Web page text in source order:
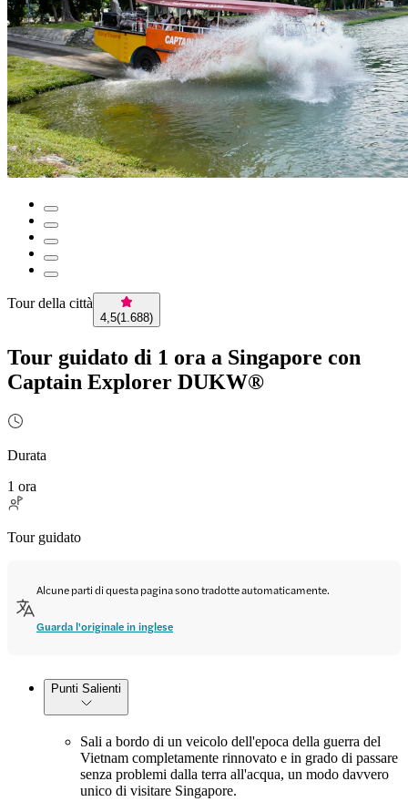
Tour della città
4,5(1.688)
Tour guidato di 1 ora a Singapore con
Captain Explorer DUKW®
Durata
1 ora
Tour guidato
Alcune parti di questa pagina sono tradotte automaticamente.
Guarda l'originale in inglese
Punti Salienti
Sali a bordo di un veicolo dell'epoca della guerra del
Vietnam completamente rinnovato e in grado di passare
senza problemi dalla terra all'acqua, un modo davvero
unico di visitare Singapore.